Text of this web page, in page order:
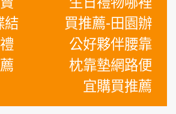
結
買推薦-田園辦
公好夥伴腰靠
枕靠墊網路便
宜購買推薦